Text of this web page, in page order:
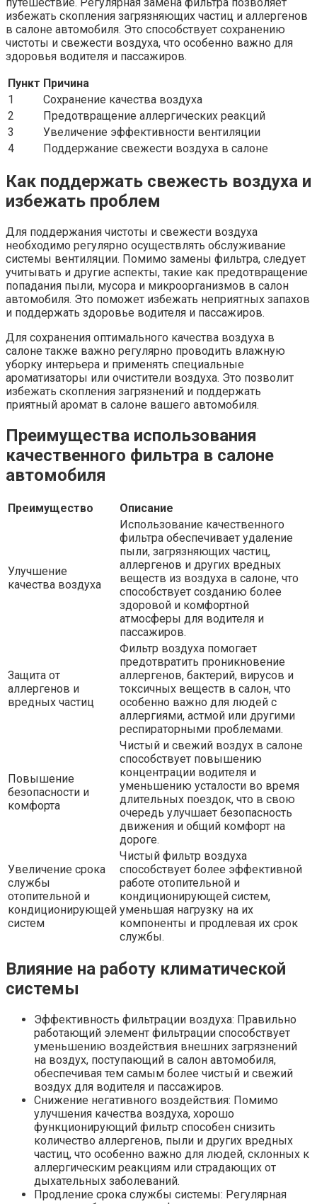
избежать скопления загрязняющих частиц и аллергенов
в салоне автомобиля. Это способствует сохранению
чистоты и свежести воздуха, что особенно важно для
здоровья водителя и пассажиров.
Пункт Причина
1
Сохранение качества воздуха
2
Предотвращение аллергических реакций
3
Увеличение эффективности вентиляции
4
Поддержание свежести воздуха в салоне
Как поддержать свежесть воздуха и
избежать проблем
Для поддержания чистоты и свежести воздуха
необходимо регулярно осуществлять обслуживание
системы вентиляции. Помимо замены фильтра, следует
учитывать и другие аспекты, такие как предотвращение
попадания пыли, мусора и микроорганизмов в салон
автомобиля. Это поможет избежать неприятных запахов
и поддержать здоровье водителя и пассажиров.
Для сохранения оптимального качества воздуха в
салоне также важно регулярно проводить влажную
уборку интерьера и применять специальные
ароматизаторы или очистители воздуха. Это позволит
избежать скопления загрязнений и поддержать
приятный аромат в салоне вашего автомобиля.
Преимущества использования
качественного фильтра в салоне
автомобиля
Преимущество Описание
Улучшение
качества воздуха
Использование качественного
фильтра обеспечивает удаление
пыли, загрязняющих частиц,
аллергенов и других вредных
веществ из воздуха в салоне, что
способствует созданию более
здоровой и комфортной
атмосферы для водителя и
пассажиров.
Защита от
аллергенов и
вредных частиц
Фильтр воздуха помогает
предотвратить проникновение
аллергенов, бактерий, вирусов и
токсичных веществ в салон, что
особенно важно для людей с
аллергиями, астмой или другими
респираторными проблемами.
Повышение
безопасности и
комфорта
Чистый и свежий воздух в салоне
способствует повышению
концентрации водителя и
уменьшению усталости во время
длительных поездок, что в свою
очередь улучшает безопасность
движения и общий комфорт на
дороге.
Увеличение срока
службы
отопительной и
кондиционирующей
систем
Чистый фильтр воздуха
способствует более эффективной
работе отопительной и
кондиционирующей систем,
уменьшая нагрузку на их
компоненты и продлевая их срок
службы.
Влияние на работу климатической
системы
Эффективность фильтрации воздуха: Правильно
работающий элемент фильтрации способствует
уменьшению воздействия внешних загрязнений
на воздух, поступающий в салон автомобиля,
обеспечивая тем самым более чистый и свежий
воздух для водителя и пассажиров.
Снижение негативного воздействия: Помимо
улучшения качества воздуха, хорошо
функционирующий фильтр способен снизить
количество аллергенов, пыли и других вредных
частиц, что особенно важно для людей, склонных к
аллергическим реакциям или страдающих от
дыхательных заболеваний.
Продление срока службы системы: Регулярная